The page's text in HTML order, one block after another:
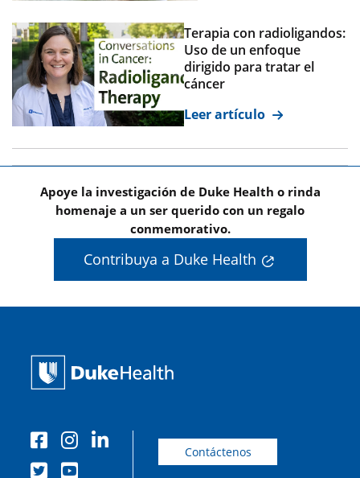
Terapia con radioligandos:
Uso de un enfoque
dirigido para tratar el
cáncer
Leer artículo
Apoye la investigación de Duke Health o rinda
homenaje a un ser querido con un regalo
conmemorativo.
Contribuya a Duke Health
Contáctenos